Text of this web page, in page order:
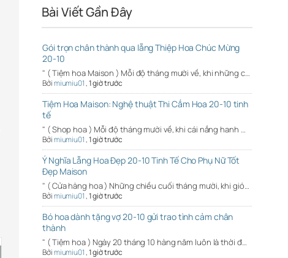
Bài Viết Gần Đây
Gói trọn chân thành qua lẵng Thiệp Hoa Chúc Mừng
20-10
" ( Tiệm hoa Maison ) Mỗi độ tháng mười về, khi những c…
Bởimiumiu01,1 giờ trước
Tiệm Hoa Maison: Nghệ thuật Thi Cắm Hoa 20-10 tinh
tế
" ( Shop hoa ) Mỗi độ tháng mười về, khi cái nắng hanh …
Bởimiumiu01,1 giờ trước
Ý Nghĩa Lẵng Hoa Đẹp 20-10 Tinh Tế Cho Phụ Nữ Tốt
Đẹp Maison
" ( Cửa hàng hoa ) Những chiều cuối tháng mười, khi gió…
Bởimiumiu01,1 giờ trước
Bó hoa dành tặng vợ 20-10 gửi trao tình cảm chân
thành
" ( Tiệm hoa ) Ngày 20 tháng 10 hàng năm luôn là thời đ…
Bởimiumiu01,1 giờ trước